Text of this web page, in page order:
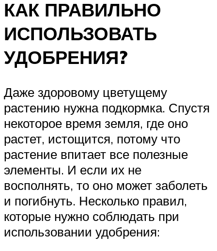
КАК ПРАВИЛЬНО
ИСПОЛЬЗОВАТЬ
УДОБРЕНИЯ?
Даже здоровому цветущему
растению нужна подкормка. Спустя
некоторое время земля, где оно
растет, истощится, потому что
растение впитает все полезные
элементы. И если их не
восполнять, то оно может заболеть
и погибнуть. Несколько правил,
которые нужно соблюдать при
использовании удобрения: